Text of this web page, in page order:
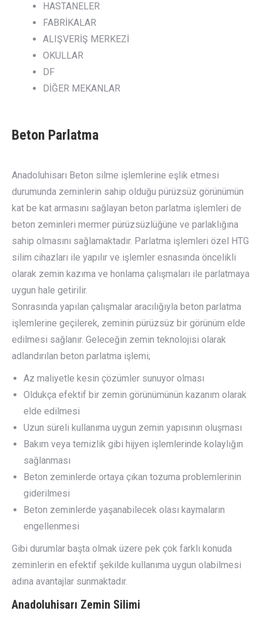
HASTANELER
FABRİKALAR
ALIŞVERİŞ MERKEZİ
OKULLAR
DF
DİĞER MEKANLAR
Beton Parlatma
Anadoluhisarı Beton silme işlemlerine eşlik etmesi
durumunda zeminlerin sahip olduğu pürüzsüz görünümün
kat be kat armasını sağlayan beton parlatma işlemleri de
beton zeminleri mermer pürüzsüzlüğüne ve parlaklığına
sahip olmasını sağlamaktadır. Parlatma işlemleri özel HTG
silim cihazları ile yapılır ve işlemler esnasında öncelikli
olarak zemin kazıma ve honlama çalışmaları ile parlatmaya
uygun hale getirilir.
Sonrasında yapılan çalışmalar aracılığıyla beton parlatma
işlemlerine geçilerek, zeminin pürüzsüz bir görünüm elde
edilmesi sağlanır. Geleceğin zemin teknolojisi olarak
adlandırılan beton parlatma işlemi;
Az maliyetle kesin çözümler sunuyor olması
Oldukça efektif bir zemin görünümünün kazanım olarak
elde edilmesi
Uzun süreli kullanıma uygun zemin yapısının oluşması
Bakım veya temizlik gibi hijyen işlemlerinde kolaylığın
sağlanması
Beton zeminlerde ortaya çıkan tozuma problemlerinin
giderilmesi
Beton zeminlerde yaşanabilecek olası kaymaların
engellenmesi
Gibi durumlar başta olmak üzere pek çok farklı konuda
zeminlerin en efektif şekilde kullanıma uygun olabilmesi
adına avantajlar sunmaktadır.
Anadoluhisarı Zemin Silimi